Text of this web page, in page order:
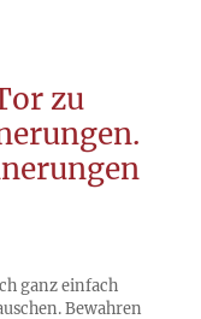
zu
ganz einfach
Bewahren